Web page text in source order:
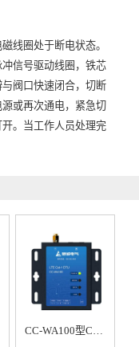
线圈处于断电状态。
信号驱动线圈，铁芯
阀口快速闭合，切断
或再次通电，紧急切
。当工作人员处理完